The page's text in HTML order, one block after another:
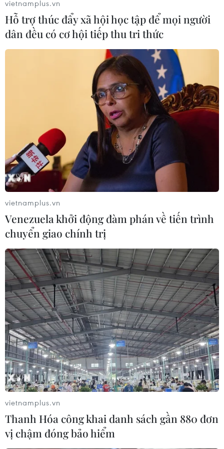
Quả bóng Vàng Việt Nam
12/01/2021 14:34
Nguyễn Văn Quyết đoạt giải thưởng Quả bóng Vàng
Nam Việt Nam 2020 sau màn thể xuất sắc trong màu
áo Hà Nội FC ở V-League, Cúp Quốc gia mùa giải vừa
Tôn vinh các cầu thủ Xuất
sắc nhất Việt Nam năm 2020
13/01/2021 00:07
Giải thưởng năm 2020 có 6 hạng mục gồm Quả bóng
Vàng Nam/Nữ, Quả bóng Vàng Futsal, Cầu thủ Trẻ
Xuất sắc nhất Nam/Nữ và Cầu thủ Nước ngoài Xuất
sắc nhất.
vietnamplus.vn
Hỗ trợ thúc đẩy xã hội học tập để mọi người
dân đều có cơ hội tiếp thu tri thức
vietnamplus.vn
Venezuela khởi động đàm phán về tiến trình
chuyển giao chính trị
vietnamplus.vn
Thanh Hóa công khai danh sách gần 880 đơn
vị chậm đóng bảo hiểm